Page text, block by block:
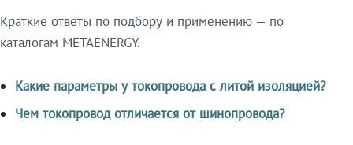
Краткие ответы по подбору и применению — по
каталогам METAENERGY.
Какие параметры у токопровода с литой изоляцией?
Чем токопровод отличается от шинопровода?